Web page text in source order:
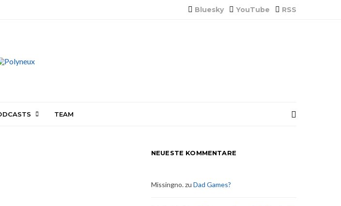
Bluesky YouTube RSS
TEAM
NEUESTE KOMMENTARE
Missingno.zu Dad Games?